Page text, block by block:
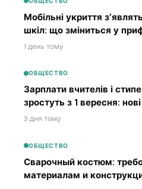
Мобільні укриття
шкіл: що зміниться у
1 день тому
ОБЩЕСТВО
Зарплати вчителів і
зростуть з 1 вересня:
3 дня тому
ОБЩЕСТВО
Сварочный костюм:
материалам и